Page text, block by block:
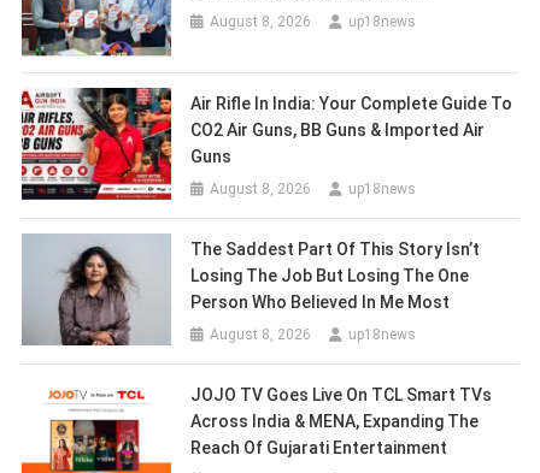
August 8, 2026 up18news
Air Rifle In India: Your Complete Guide To
CO2 Air Guns, BB Guns & Imported Air
Guns
August 8, 2026 up18news
The Saddest Part Of This Story Isn’t
Losing The Job But Losing The One
Person Who Believed In Me Most
August 8, 2026 up18news
JOJO TV Goes Live On TCL Smart TVs
Across India & MENA, Expanding The
Reach Of Gujarati Entertainment